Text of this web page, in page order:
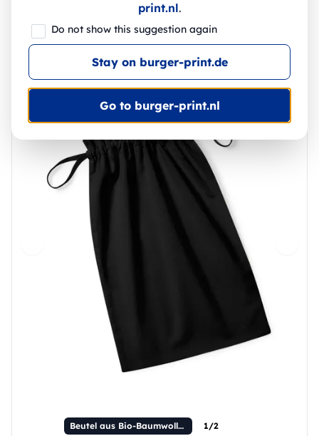
print.nl.
Do not show this suggestion again
Stay on burger-print.de
Go to burger-print.nl
Beutel aus Bio-Baumwolle mit
Kordelzug - W118L - Westford mill
Beutel aus Bio-Baumwolle mit Kordelzug 1/2